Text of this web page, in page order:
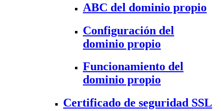
ABC del dominio propio
Configuración del
dominio propio
Funcionamiento del
dominio propio
Certificado de seguridad SSL